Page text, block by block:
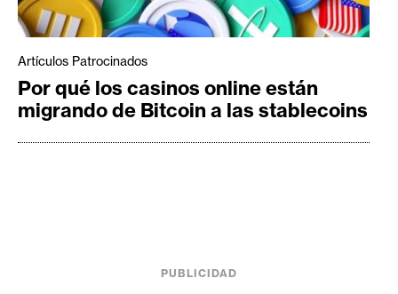
Artículos Patrocinados
Por qué los casinos online están
migrando de Bitcoin a las stablecoins
PUBLICIDAD